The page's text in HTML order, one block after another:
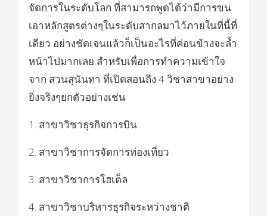
จัดการในระดับโลก ที่สามารถพูดได้ว่ามีการขน
เอาหลักสูตรต่างๆในระดับสากลมาไว้ภายในที่นี้ที่
เดียว อย่างชัดเจนแล้วก็เป็นอะไรที่ค่อนข้างจะล้ำ
หน้าไปมากเลย สำหรับเพื่อการทำความเข้าใจ
จาก สวนสุนันทา ที่เปิดสอนถึง 4 วิชาสาขาอย่าง
ยิ่งจริงๆยกตัวอย่างเช่น
1. สาขาวิชาธุรกิจการบิน
2. สาขาวิชาการจัดการท่องเที่ยว
3. สาขาวิชาการโฮเต็ล
4. สาขาวิชาบริหารธุรกิจระหว่างชาติ